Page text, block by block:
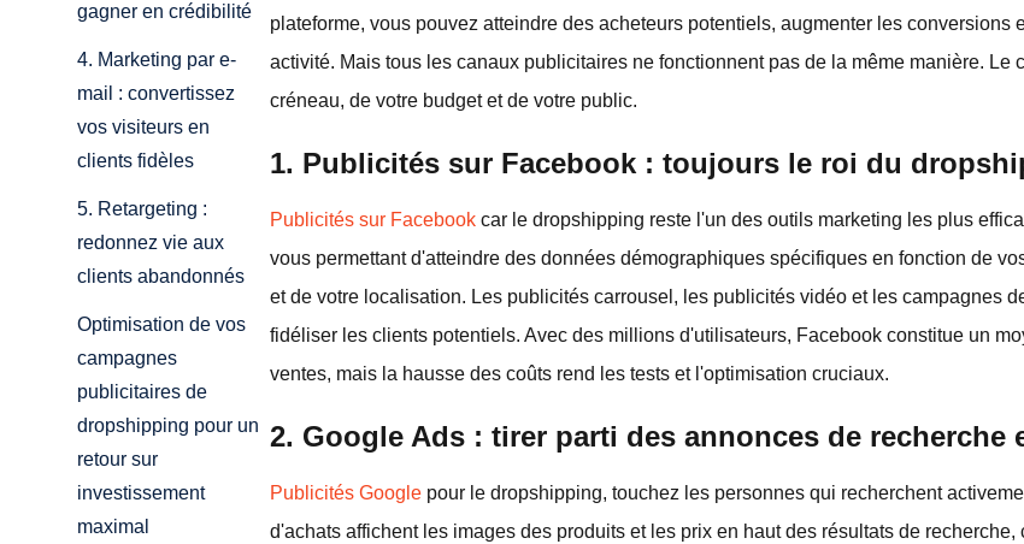
gagner en crédibilité
4. Marketing par e-
mail : convertissez
vos visiteurs en
clients fidèles
5. Retargeting :
redonnez vie aux
clients abandonnés
Optimisation de vos
campagnes
publicitaires de
dropshipping pour un
retour sur
investissement
maximal
plateforme, vous pouvez atteindre des acheteurs potentiels, augmenter les conversions
activité. Mais tous les canaux publicitaires ne fonctionnent pas de la même manière. Le
créneau, de votre budget et de votre public.
1. Publicités sur Facebook : toujours le roi du
Publicités sur Facebook car le dropshipping reste l'un des outils marketing les plus
vous permettant d'atteindre des données démographiques spécifiques en fonction de
et de votre localisation. Les publicités carrousel, les publicités vidéo et les campagnes
fidéliser les clients potentiels. Avec des millions d'utilisateurs, Facebook constitue un
ventes, mais la hausse des coûts rend les tests et l'optimisation cruciaux.
2. Google Ads : tirer parti des annonces de recherche
Publicités Google pour le dropshipping, touchez les personnes qui recherchent
d'achats affichent les images des produits et les prix en haut des résultats de